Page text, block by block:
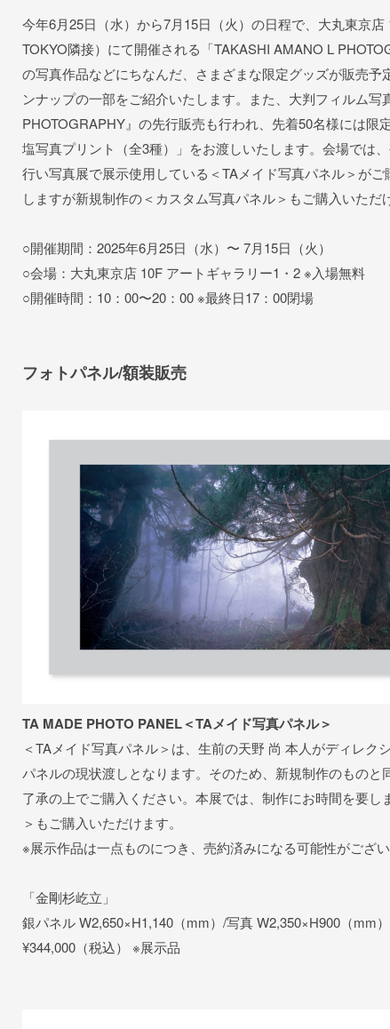
今年6月25日（水）から7月15日（火）の日程で、大丸東京
TOKYO隣接）にて開催される「TAKASHI AMANO L
の写真作品などにちなんだ、さまざまな限定グッズが販売
ンナップの一部をご紹介いたします。また、大判フィルム写
PHOTOGRAPHY』の先行販売も行われ、先着50名様には限
塩写真プリント（全3種）」をお渡しいたします。会場では
行い写真展で展示使用している＜TAメイド写真パネル＞が
しますが新規制作の＜カスタム写真パネル＞もご購入いただ
○開催期間：2025年6月25日（水）〜 7月15日（火）
○会場：大丸東京店 10F アートギャラリー1・2 ※入場無料
○開催時間：10：00〜20：00 ※最終日17：00閉場
フォトパネル/額装販売
TA MADE PHOTO PANEL＜TAメイド写真パネル＞
＜TAメイド写真パネル＞は、生前の天野 尚 本人がディレク
パネルの現状渡しとなります。そのため、新規制作のもの
了承の上でご購入ください。本展では、制作にお時間を要
＞もご購入いただけます。
※展示作品は一点ものにつき、売約済みになる可能性がござ
「金剛杉屹立」
銀パネル W2,650×H1,140（mm）/写真 W2,350×H900（mm）
¥344,000（税込） ※展示品